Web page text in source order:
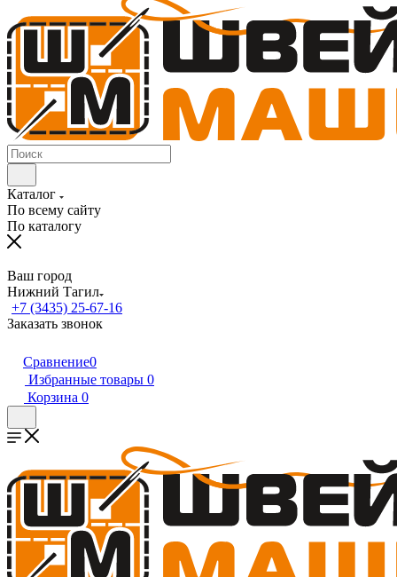
Каталог
По всему сайту
По каталогу
Ваш город
Нижний Тагил
+7 (3435) 25-67-16
Заказать звонок
Сравнение0
Избранные товары 0
Корзина 0